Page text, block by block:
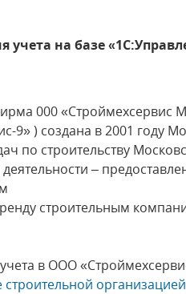
учета на базе
000 «Строймехсервис
9» ) создана в 2001 году
по строительству
–
строительным
в ООО